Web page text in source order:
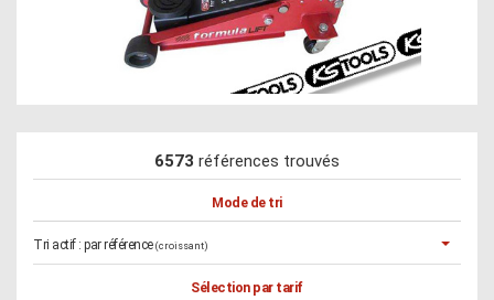
6573 références trouvés
Mode de tri
Tri actif : par référence (croissant)
Sélection par tarif